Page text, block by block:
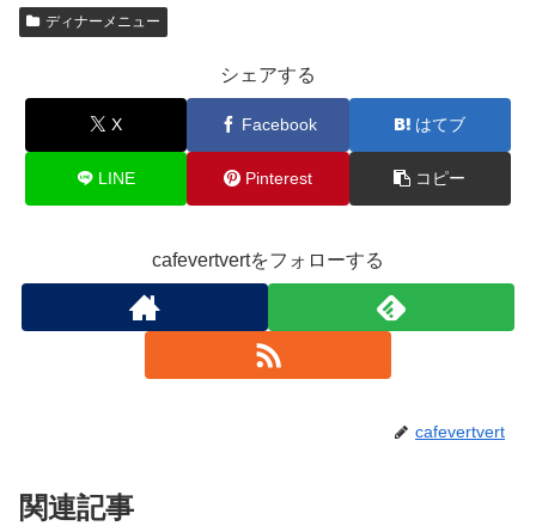
ディナーメニュー
シェアする
X Facebook はてブ
LINE Pinterest コピー
cafevertvertをフォローする
cafevertvert
関連記事